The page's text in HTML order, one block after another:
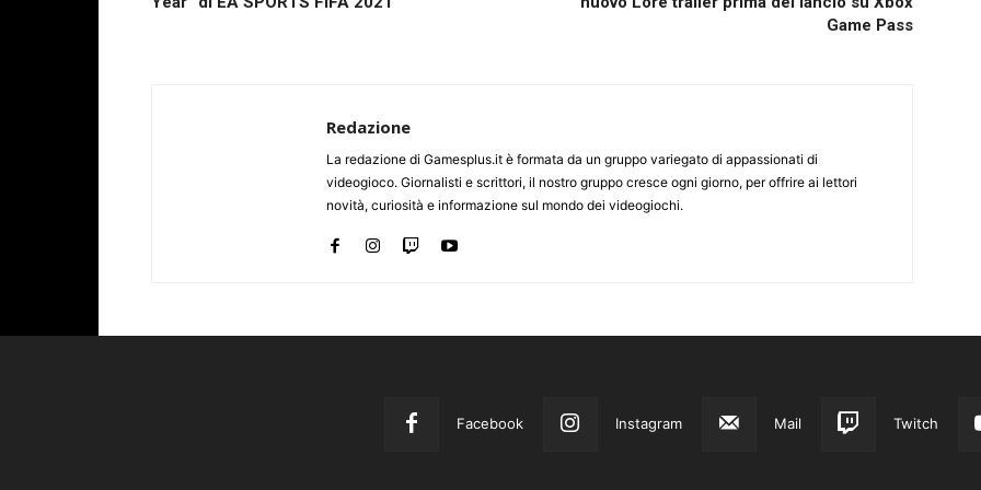
Game Pass
Redazione
La redazione di Gamesplus.it è formata da un gruppo variegato di appassionati di
videogioco. Giornalisti e scrittori, il nostro gruppo cresce ogni giorno, per offrire ai lettori
novità, curiosità e informazione sul mondo dei videogiochi.
Facebook Instagram Mail Twitch